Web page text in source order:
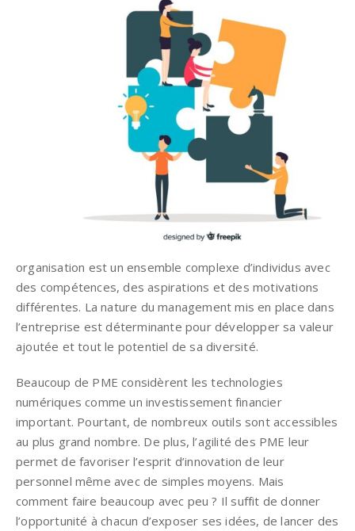
organisation est un ensemble complexe d’individus avec
des compétences, des aspirations et des motivations
différentes. La nature du management mis en place dans
l’entreprise est déterminante pour développer sa valeur
ajoutée et tout le potentiel de sa diversité.
Beaucoup de PME considèrent les technologies
numériques comme un investissement financier
important. Pourtant, de nombreux outils sont accessibles
au plus grand nombre. De plus, l’agilité des PME leur
permet de favoriser l’esprit d’innovation de leur
personnel même avec de simples moyens. Mais
comment faire beaucoup avec peu ? Il suffit de donner
l’opportunité à chacun d’exposer ses idées, de lancer des